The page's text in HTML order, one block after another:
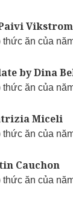
Vikstrom
by Dina
Miceli
Cauchon